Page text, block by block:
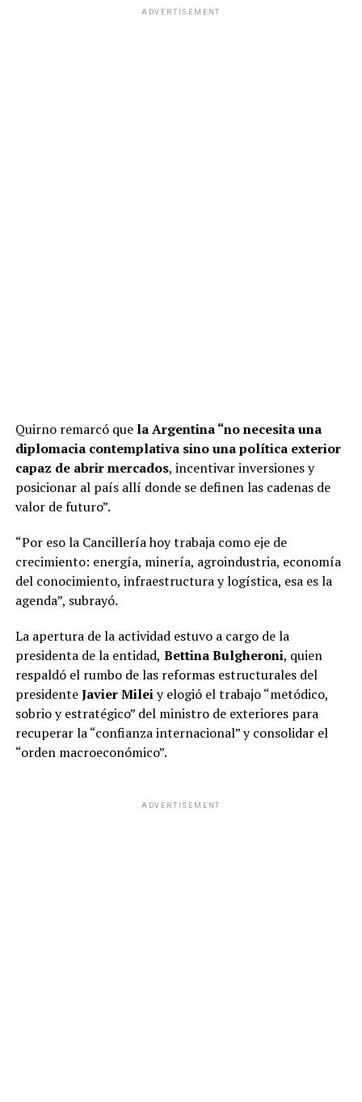
ADVERTISEMENT
Quirno remarcó que la Argentina “no necesita una
diplomacia contemplativa sino una política exterior
capaz de abrir mercados, incentivar inversiones y
posicionar al país allí donde se definen las cadenas de
valor de futuro”.
“Por eso la Cancillería hoy trabaja como eje de
crecimiento: energía, minería, agroindustria, economía
del conocimiento, infraestructura y logística, esa es la
agenda”, subrayó.
La apertura de la actividad estuvo a cargo de la
presidenta de la entidad, Bettina Bulgheroni, quien
respaldó el rumbo de las reformas estructurales del
presidenteJavier Mileiy elogió el trabajo “metódico,
sobrio y estratégico” del ministro de exteriores para
recuperar la “confianza internacional” y consolidar el
“orden macroeconómico”.
ADVERTISEMENT